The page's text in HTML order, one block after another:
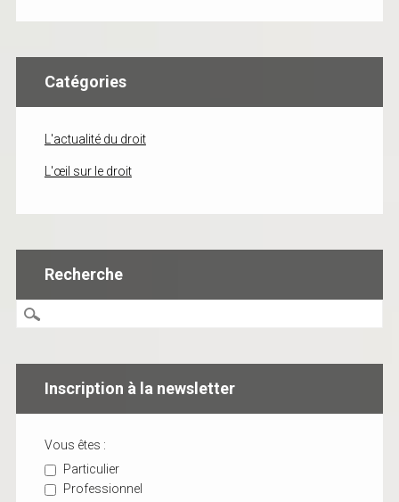
Catégories
L'actualité du droit
L'œil sur le droit
Recherche
Inscription à la newsletter
Vous êtes :
Particulier
Professionnel